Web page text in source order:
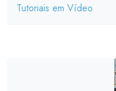
Tutoriais em Vídeo